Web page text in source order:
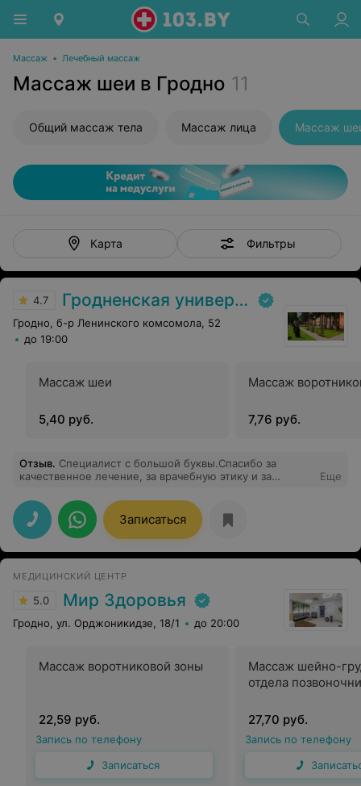
Массаж • Лечебный массаж
Массаж шеи в Гродно 11
Общий массаж тела Массаж лица Массаж
Карта Фильтры
4.7 Гродненская университетская клиника
Гродно, б-р Ленинского комсомола, 52
до 19:00
Массаж шеи
5,40 руб.
Массаж
7,76 руб.
Отзыв. Специалист с большой буквы.Спасибо за
качественное лечение, за врачебную этику и за
проводилась в мае 2024.Желаю Вам всего самого
наилучшего и только благодарных пациентов.
Еще
Записаться
МЕДИЦИНСКИЙ ЦЕНТР
5.0 Мир Здоровья
Гродно, ул. Орджоникидзе, 18/1 до 20:00
Массаж воротниковой зоны
22,59 руб.
Запись по телефону
Записаться
Массаж шейно-
отдела
27,70 руб.
Запись по телефону